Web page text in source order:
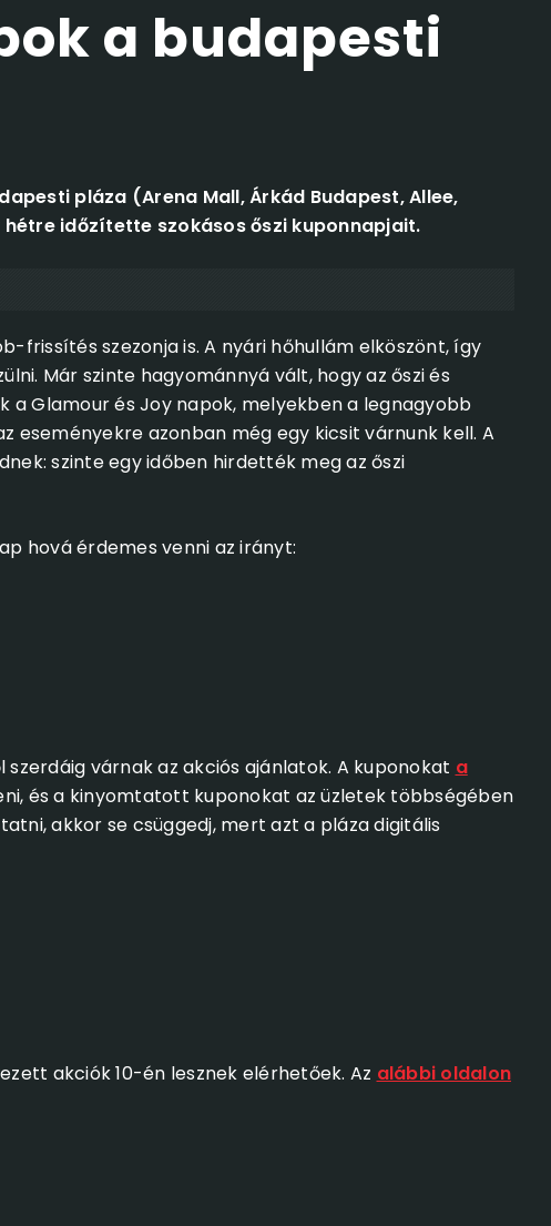
a budapesti
pláza (Arena Mall, Árkád Budapest, Allee,
időzítette szokásos őszi kuponnapjait.
frissítés szezonja is. A nyári hőhullám elköszönt, így
Már szinte hagyománnyá vált, hogy az őszi és
Glamour és Joy napok, melyekben a legnagyobb
eseményekre azonban még egy kicsit várnunk kell. A
szinte egy időben hirdették meg az őszi
hová érdemes venni az irányt:
várnak az akciós ajánlatok. A kuponokat a
és a kinyomtatott kuponokat az üzletek többségében
akkor se csüggedj, mert azt a pláza digitális
akciók 10-én lesznek elérhetőek. Az alábbi oldalon